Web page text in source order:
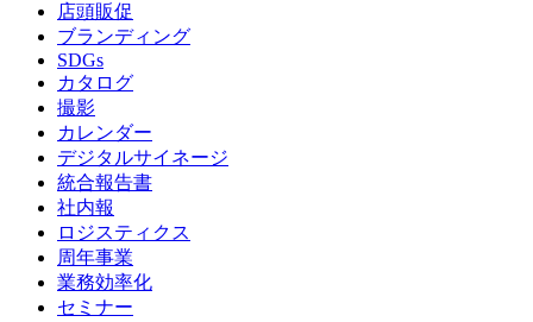
店頭販促
ブランディング
SDGs
カタログ
撮影
カレンダー
デジタルサイネージ
統合報告書
社内報
ロジスティクス
周年事業
業務効率化
セミナー